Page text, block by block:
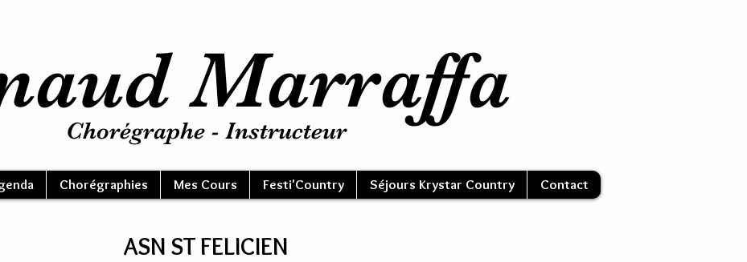
Marraffa
Chorégraphe - Instructeur
ASN ST FELICIEN
Chorégraphies Mes Cours Festi'Country Séjours Krystar Country Contact